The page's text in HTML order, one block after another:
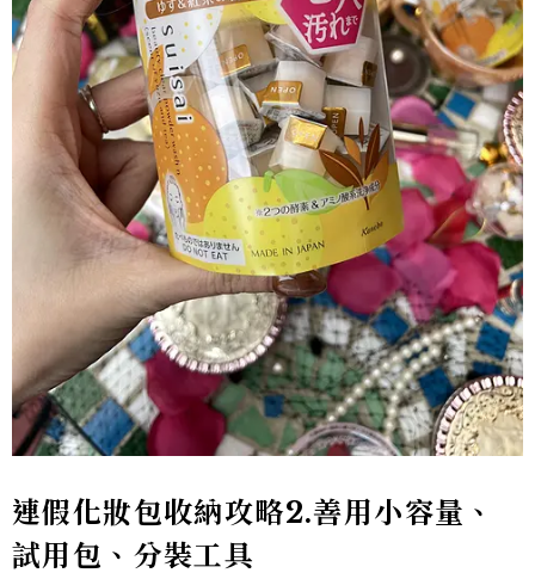
連假化妝包收納攻略2.善用小容量、
試用包、分裝工具